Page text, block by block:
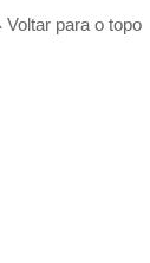
Voltar para o topo